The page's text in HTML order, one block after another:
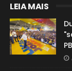
LEIA MAIS